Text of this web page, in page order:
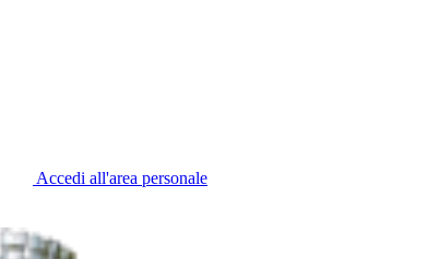
Accedi all'area personale